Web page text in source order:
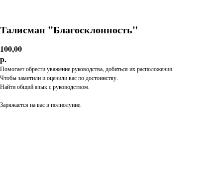
Талисман "Благосклонность"
100,00
р.
Помогает обрести уважение руководства, добиться их расположения.
Чтобы заметили и оценили вас по достоинству.
Найти общий язык с руководством.
Заряжается на вас в полнолуние.